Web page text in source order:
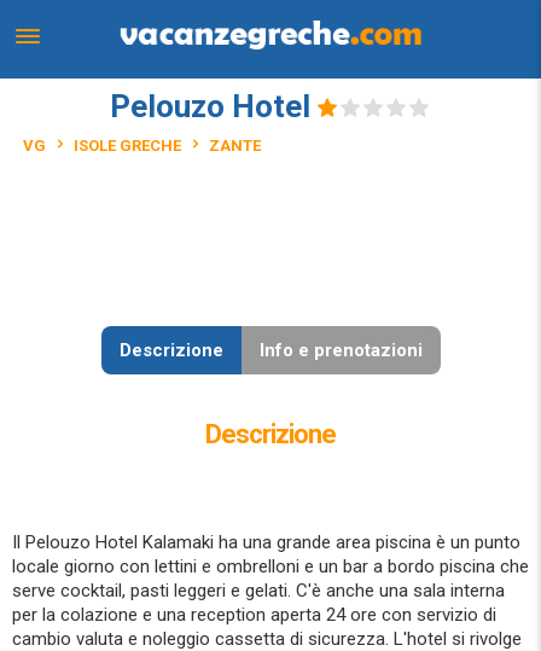
Pelouzo Hotel
VG ISOLE GRECHE ZANTE
Descrizione Info e prenotazioni
Descrizione
Il Pelouzo Hotel Kalamaki ha una grande area piscina è un punto
locale giorno con lettini e ombrelloni e un bar a bordo piscina che
serve cocktail, pasti leggeri e gelati. C'è anche una sala interna
per la colazione e una reception aperta 24 ore con servizio di
cambio valuta e noleggio cassetta di sicurezza. L'hotel si rivolge